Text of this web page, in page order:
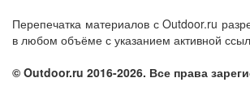
Перепечатка материалов с Outdoor.ru
в любом объёме с указанием активной
© Outdoor.ru 2016-2026. Все права